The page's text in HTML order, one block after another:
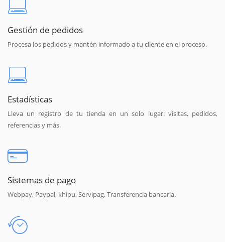
Gestión de pedidos
Procesa los pedidos y mantén informado a tu cliente en el proceso.
Estadísticas
Lleva un registro de tu tienda en un solo lugar: visitas, pedidos,
referencias y más.
Sistemas de pago
Webpay, Paypal, khipu, Servipag, Transferencia bancaria.